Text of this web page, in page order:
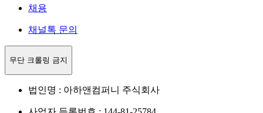
채용
채널톡 문의
무단 크롤링 금지
법인명 : 아하앤컴퍼니 주식회사